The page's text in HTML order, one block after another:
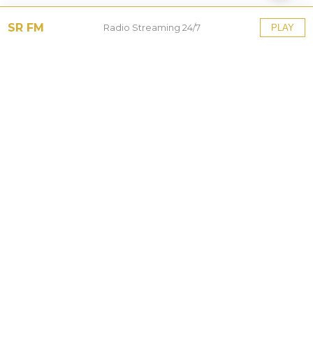
SR FM Radio Streaming 24/7 PLAY